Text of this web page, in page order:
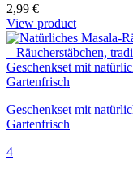
2,99 €
View product
Geschenkset mit
Gartenfrisch
4